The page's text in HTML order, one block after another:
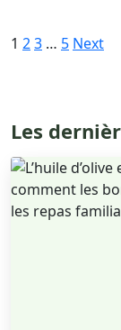
1 23 … 5 Next
Les